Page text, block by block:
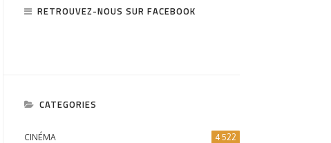
RETROUVEZ-NOUS SUR FACEBOOK
CATEGORIES
CINÉMA 4 522